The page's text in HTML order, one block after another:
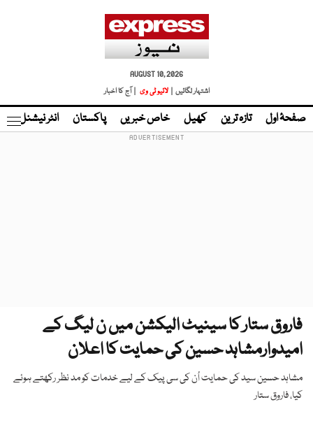
AUGUST 10, 2026
اشتہار لگائیں |
لائیو ٹی وی | آج کا اخبار
صفحۂ اول تازہ ترین کھیل خاص خبریں پاکستان انٹر نیشنل
فاروق ستار کا سینیٹ الیکشن میں ن لیگ کے
امیدوارمشاہد حسین کی حمایت کا اعلان
مشاہد حسین سید کی حمایت اُن کی سی پیک کے لیے خدمات کو مد نظر رکھتے ہوئے
کیا، فاروق ستار